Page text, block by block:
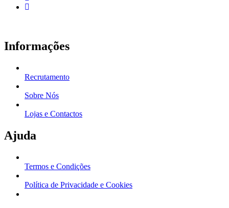
Informações
Recrutamento
Sobre Nós
Lojas e Contactos
Ajuda
Termos e Condições
Política de Privacidade e Cookies